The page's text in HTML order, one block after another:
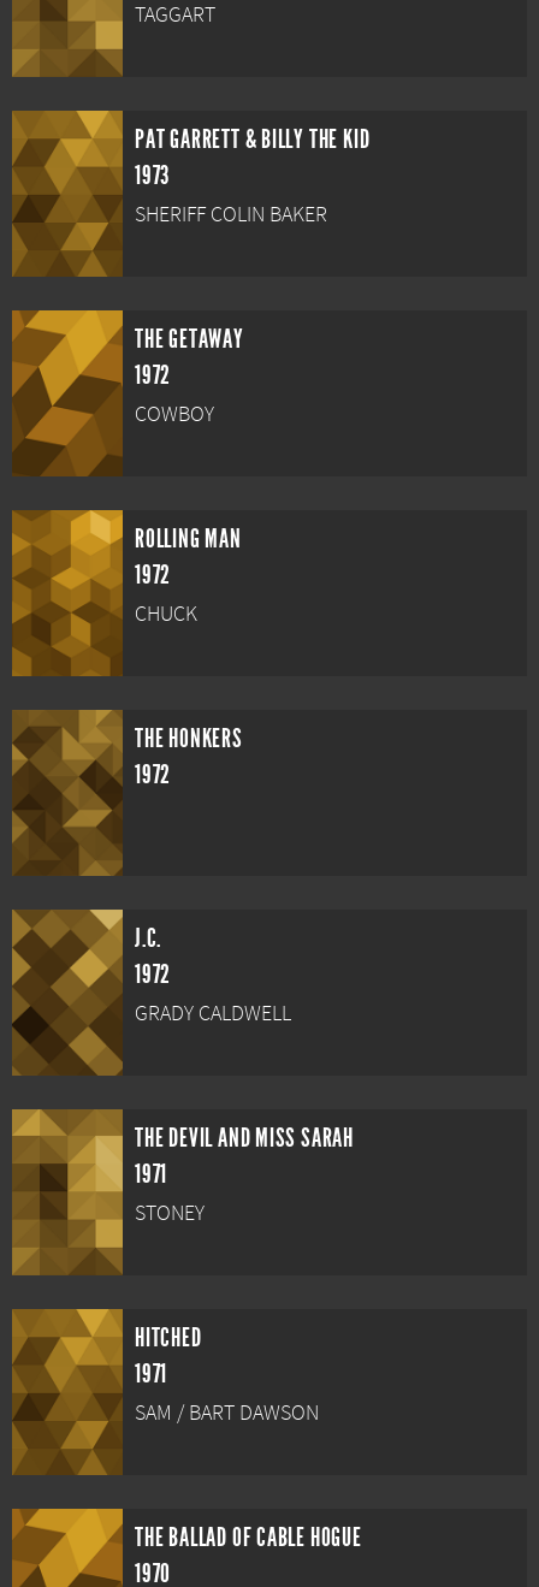
TAGGART
PAT GARRETT & BILLY THE KID
1973
SHERIFF COLIN BAKER
THE GETAWAY
1972
COWBOY
ROLLING MAN
1972
CHUCK
THE HONKERS
1972
J.C.
1972
GRADY CALDWELL
THE DEVIL AND MISS SARAH
1971
STONEY
HITCHED
1971
SAM / BART DAWSON
THE BALLAD OF CABLE HOGUE
1970